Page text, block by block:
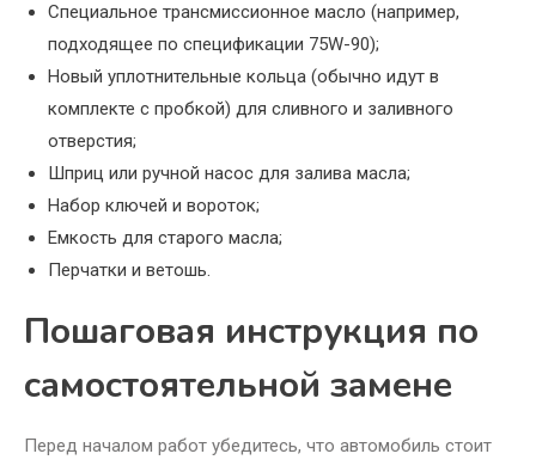
Специальное трансмиссионное масло (например,
подходящее по спецификации 75W-90);
Новый уплотнительные кольца (обычно идут в
комплекте с пробкой) для сливного и заливного
отверстия;
Шприц или ручной насос для залива масла;
Набор ключей и вороток;
Емкость для старого масла;
Перчатки и ветошь.
Пошаговая инструкция по
самостоятельной замене
Перед началом работ убедитесь, что автомобиль стоит